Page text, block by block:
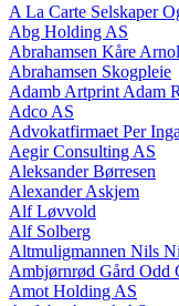
A La Carte Selskaper
Abg Holding AS
Abrahamsen Kåre
Abrahamsen Skogpleie
Adamb Artprint Adam
Adco AS
Advokatfirmaet Per
Aegir Consulting AS
Aleksander Børresen
Alexander Askjem
Alf Løvvold
Alf Solberg
Altmuligmannen Nils
Ambjørnrød Gård Odd
Amot Holding AS